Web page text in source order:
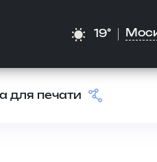
19°
для печати